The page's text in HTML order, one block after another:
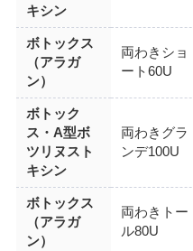
キシン
ボトックス
（アラガ
ン）
両わきショ
ート60U
ボトック
ス・A型ボ
ツリヌスト
キシン
両わきグラ
ンデ100U
ボトックス
（アラガ
ン）
両わきトー
ル80U